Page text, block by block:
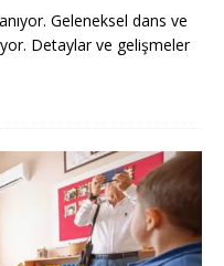
Geleneksel dans ve
Detaylar ve gelişmeler